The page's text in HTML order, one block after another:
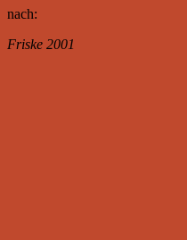
nach:
Friske 2001